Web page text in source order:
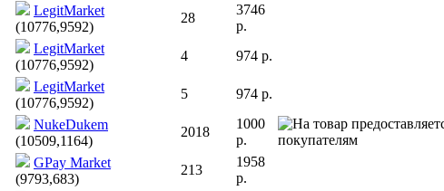
LegitMarket
(10776,9592)
28
3746
р.
LegitMarket
(10776,9592)
4 974 р.
LegitMarket
(10776,9592)
5 974 р.
NukeDukem
(10509,1164)
2018
1000
р.
GPay Market
(9793,683)
213
1958
р.